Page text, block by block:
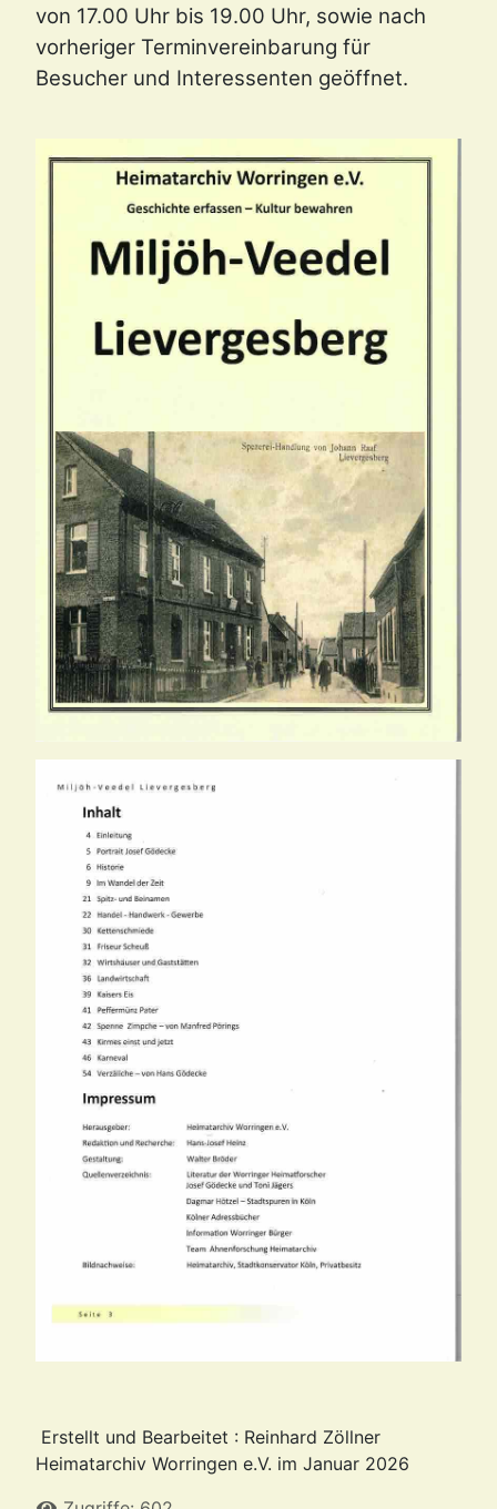
von 17.00 Uhr bis 19.00 Uhr, sowie nach
vorheriger Terminvereinbarung für
Besucher und Interessenten geöffnet.
Erstellt und Bearbeitet : Reinhard Zöllner
Heimatarchiv Worringen e.V. im Januar 2026